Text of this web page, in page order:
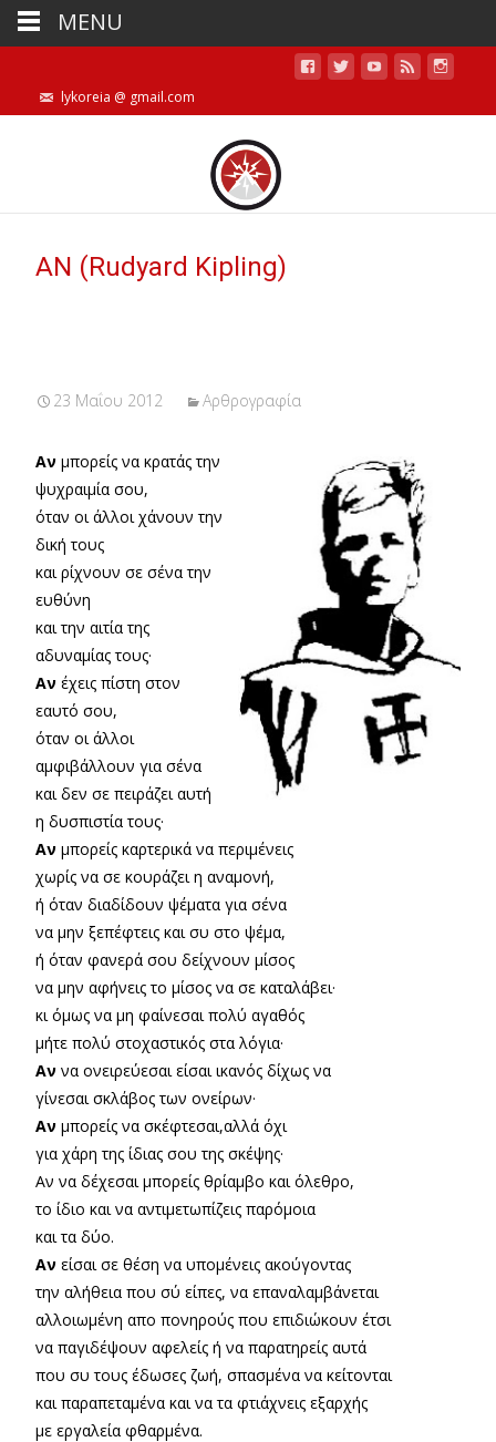
lykoreia @ gmail.com
AN (Rudyard Kipling)
23 Μαΐου 2012 Αρθρογραφία
Αν μπορείς να κρατάς την
ψυχραιμία σου,
όταν οι άλλοι χάνουν την
δική τους
και ρίχνουν σε σένα την
ευθύνη
και την αιτία της
αδυναμίας τους·
Αν έχεις πίστη στον
εαυτό σου,
όταν οι άλλοι
αμφιβάλλουν για σένα
και δεν σε πειράζει αυτή
η δυσπιστία τους·
Αν μπορείς καρτερικά να περιμένεις
χωρίς να σε κουράζει η αναμονή,
ή όταν διαδίδουν ψέματα για σένα
να μην ξεπέφτεις και συ στο ψέμα,
ή όταν φανερά σου δείχνουν μίσος
να μην αφήνεις το μίσος να σε καταλάβει·
κι όμως να μη φαίνεσαι πολύ αγαθός
μήτε πολύ στοχαστικός στα λόγια·
Αν να ονειρεύεσαι είσαι ικανός δίχως να
γίνεσαι σκλάβος των ονείρων·
Αν μπορείς να σκέφτεσαι,αλλά όχι
για χάρη της ίδιας σου της σκέψης·
Αν να δέχεσαι μπορείς θρίαμβο και όλεθρο,
το ίδιο και να αντιμετωπίζεις παρόμοια
και τα δύο.
Αν είσαι σε θέση να υπομένεις ακούγοντας
την αλήθεια που σύ είπες, να επαναλαμβάνεται
αλλοιωμένη απο πονηρούς που επιδιώκουν έτσι
να παγιδέψουν αφελείς ή να παρατηρείς αυτά
που συ τους έδωσες ζωή, σπασμένα να κείτονται
και παραπεταμένα και να τα φτιάχνεις εξαρχής
με εργαλεία φθαρμένα.
MENU